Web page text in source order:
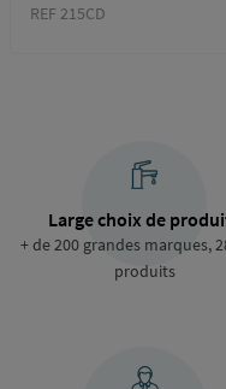
REF 215CD
Large choix de
+ de 200 grandes marques,
produits